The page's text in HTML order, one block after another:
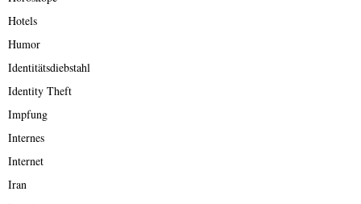
Hotels
Humor
Identitätsdiebstahl
Identity Theft
Impfung
Internes
Internet
Iran